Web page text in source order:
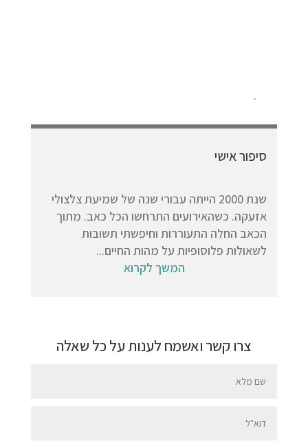
.
סיפור אישי
שנת 2000 הייתה עבורי שנה של שמיעת צלצולי
אזעקה. כשהאירועים התרחשו הכל כאב. מתוך
הכאב החלה התעוררות וחיפשתי תשובות
לשאולות פלוסופיות על מהות החיים...
המשך לקרוא
צרו קשר ואשמח לענות על כל שאלה